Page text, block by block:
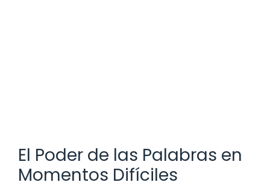
El Poder de las Palabras en
Momentos Difíciles